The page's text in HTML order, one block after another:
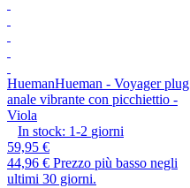
HuemanHueman - Voyager plug
anale vibrante con picchiettio -
Viola
In stock: 1-2 giorni
59,95 €
44,96 € Prezzo più basso negli
ultimi 30 giorni.